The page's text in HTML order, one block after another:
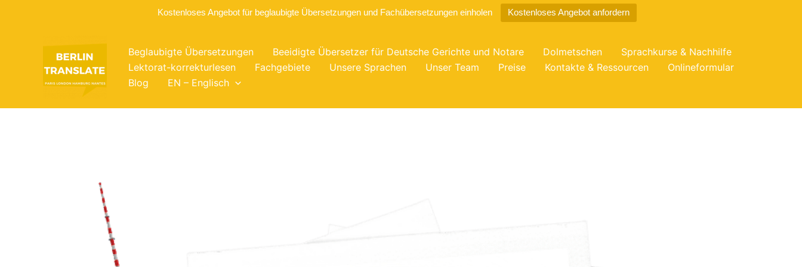
Kostenloses Angebot für beglaubigte Übersetzungen und Fachübersetzungen einholen Kostenloses Angebot anfordern
Beglaubigte Übersetzungen Beeidigte Übersetzer für Deutsche Gerichte und Notare Dolmetschen
Sprachkurse & Nachhilfe
Lektorat-korrekturlesen
Fachgebiete Unsere Sprachen Unser Team Preise Kontakte & Ressourcen
Onlineformular
Blog
EN – Englisch